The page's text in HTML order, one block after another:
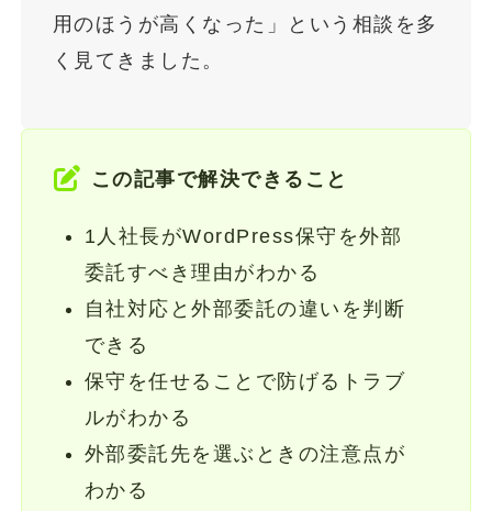
用のほうが高くなった」という相談を多
く見てきました。
この記事で解決できること
1人社長がWordPress保守を外部
委託すべき理由がわかる
自社対応と外部委託の違いを判断
できる
保守を任せることで防げるトラブ
ルがわかる
外部委託先を選ぶときの注意点が
わかる